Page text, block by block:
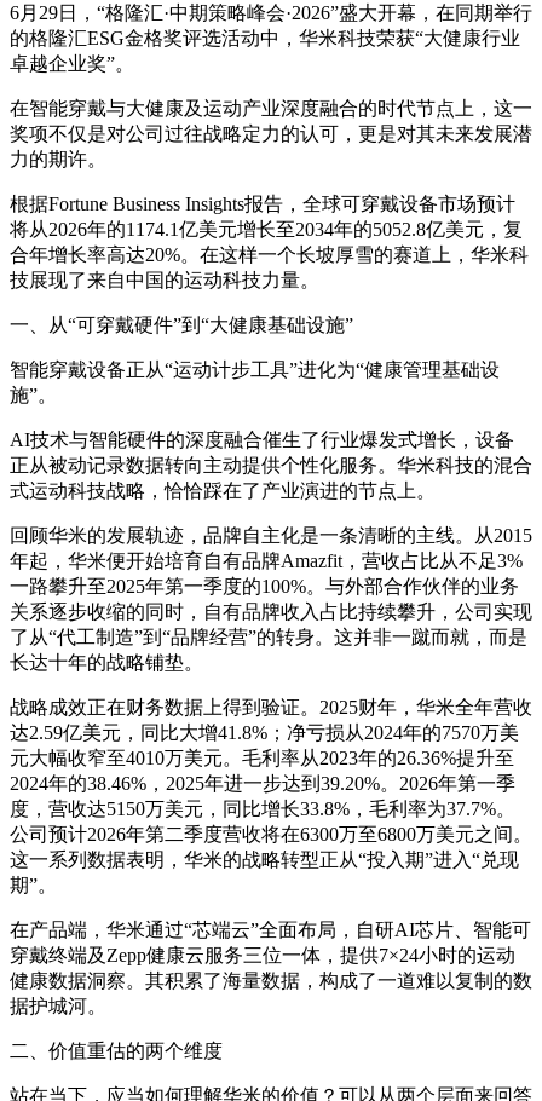
6月29日，“格隆汇·中期策略峰会·2026”盛大开幕，在同期举行
的格隆汇ESG金格奖评选活动中，华米科技荣获“大健康行业
卓越企业奖”。
在智能穿戴与大健康及运动产业深度融合的时代节点上，这一
奖项不仅是对公司过往战略定力的认可，更是对其未来发展潜
力的期许。
根据Fortune Business Insights报告，全球可穿戴设备市场预计
将从2026年的1174.1亿美元增长至2034年的5052.8亿美元，复
合年增长率高达20%。在这样一个长坡厚雪的赛道上，华米科
技展现了来自中国的运动科技力量。
一、从“可穿戴硬件”到“大健康基础设施”
智能穿戴设备正从“运动计步工具”进化为“健康管理基础设
施”。
AI技术与智能硬件的深度融合催生了行业爆发式增长，设备
正从被动记录数据转向主动提供个性化服务。华米科技的混合
式运动科技战略，恰恰踩在了产业演进的节点上。
回顾华米的发展轨迹，品牌自主化是一条清晰的主线。从2015
年起，华米便开始培育自有品牌Amazfit，营收占比从不足3%
一路攀升至2025年第一季度的100%。与外部合作伙伴的业务
关系逐步收缩的同时，自有品牌收入占比持续攀升，公司实现
了从“代工制造”到“品牌经营”的转身。这并非一蹴而就，而是
长达十年的战略铺垫。
战略成效正在财务数据上得到验证。2025财年，华米全年营收
达2.59亿美元，同比大增41.8%；净亏损从2024年的7570万美
元大幅收窄至4010万美元。毛利率从2023年的26.36%提升至
2024年的38.46%，2025年进一步达到39.20%。2026年第一季
度，营收达5150万美元，同比增长33.8%，毛利率为37.7%。
公司预计2026年第二季度营收将在6300万至6800万美元之间。
这一系列数据表明，华米的战略转型正从“投入期”进入“兑现
期”。
在产品端，华米通过“芯端云”全面布局，自研AI芯片、智能可
穿戴终端及Zepp健康云服务三位一体，提供7×24小时的运动
健康数据洞察。其积累了海量数据，构成了一道难以复制的数
据护城河。
二、价值重估的两个维度
站在当下，应当如何理解华米的价值？可以从两个层面来回答